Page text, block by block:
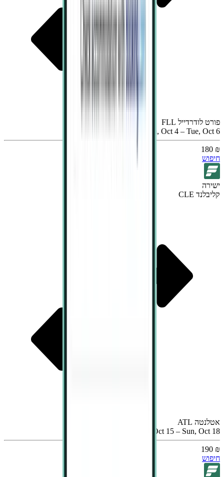
פורט לודרדייל FLL
Sun, Oct 4 – Tue, Oct 6
₪ 180
חיפוש
ישירה
קליבלנד CLE
אטלנטה ATL
Thu, Oct 15 – Sun, Oct 18
₪ 190
חיפוש